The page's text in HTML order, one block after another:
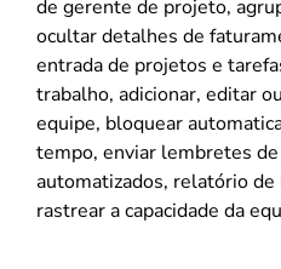
de gerente de projeto,
ocultar detalhes de
entrada de projetos e
trabalho, adicionar, editar
equipe, bloquear
tempo, enviar lembretes
automatizados, relatório
rastrear a capacidade da